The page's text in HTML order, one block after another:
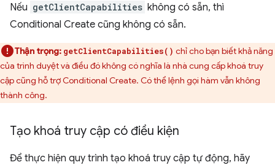
Nếu getClientCapabilities không có sẵn, thì
Conditional Create cũng không có sẵn.
Thận trọng: getClientCapabilities() chỉ cho bạn biết khả năng
của trình duyệt và điều đó không có nghĩa là nhà cung cấp khoá truy
cập cũng hỗ trợ Conditional Create. Có thể lệnh gọi hàm vẫn không
thành công.
Tạo khoá truy cập có điều kiện
Để thực hiện quy trình tạo khoá truy cập tự động, hãy